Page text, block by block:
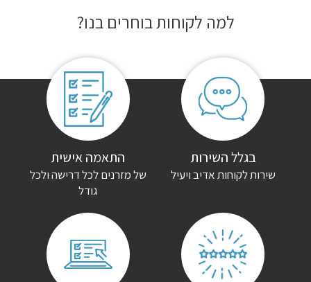
למה לקוחות בוחרים בנו?
בגלל השירות
שירות לקוחות אדיב ויעיל
התאמה אישית
של מזרנים לכל דרישה ולכל
גודל